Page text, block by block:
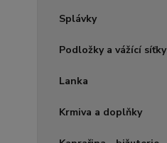
Splávky
Podložky a vážící síťky
Lanka
Krmiva a doplňky